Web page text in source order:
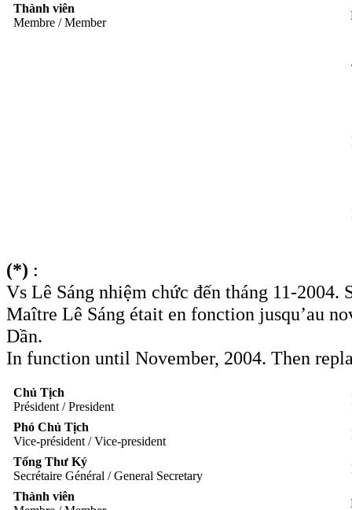
Thành viên
Membre / Member
(*) :
Vs Lê Sáng nhiệm chức đến tháng 11-
Maître Lê Sáng était en fonction jusqu’au
Dần.
In function until November, 2004. Then
Chủ Tịch
Président / President
Phó Chủ Tịch
Vice-président / Vice-president
Tổng Thư Ký
Secrétaire Général / General Secretary
Thành viên